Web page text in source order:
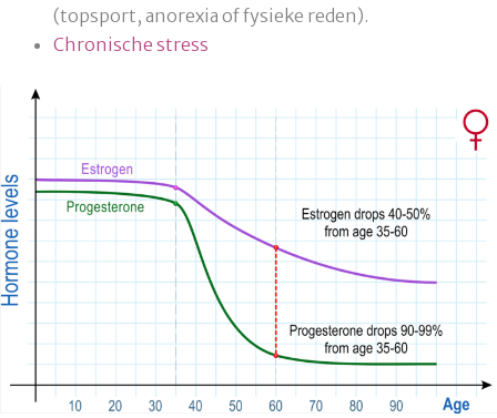
(topsport, anorexia of fysieke reden).
Chronische stress